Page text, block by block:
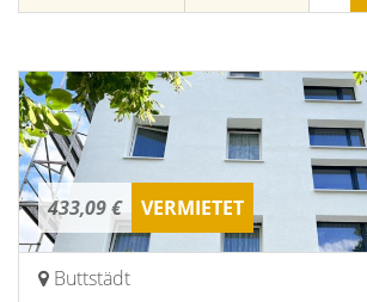
433,09 € VERMIETET
Buttstädt